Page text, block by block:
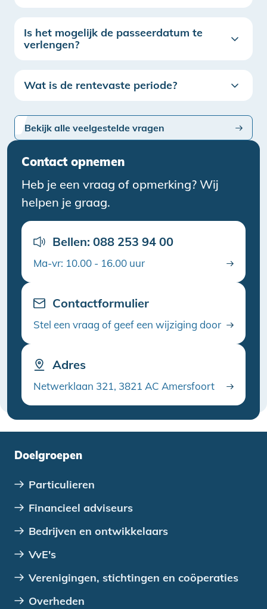
Is het mogelijk de passeerdatum te
verlengen?
Wat is de rentevaste periode?
Bekijk alle veelgestelde vragen
Contact opnemen
Heb je een vraag of opmerking? Wij
helpen je graag.
Bellen: 088 253 94 00
Ma-vr: 10.00 - 16.00 uur
Contactformulier
Stel een vraag of geef een wijziging door
Adres
Netwerklaan 321, 3821 AC Amersfoort
Doelgroepen
Particulieren
Financieel adviseurs
Bedrijven en ontwikkelaars
VvE's
Verenigingen, stichtingen en coöperaties
Overheden